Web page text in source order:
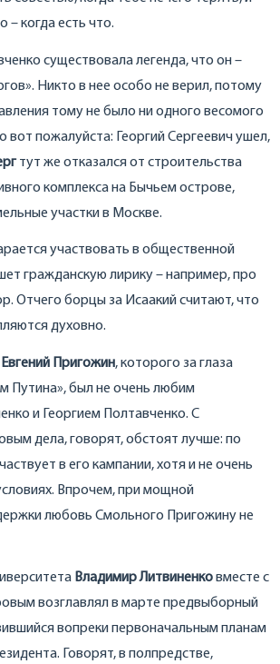
– когда есть что.
существовала легенда, что он –
Никто в нее особо не верил, потому
тому не было ни одного весомого
вот пожалуйста: Георгий Сергеевич ушел,
тут же отказался от строительства
комплекса на Бычьем острове,
участки в Москве.
участвовать в общественной
гражданскую лирику – например, про
Отчего борцы за Исаакий считают, что
духовно.
Евгений Пригожин, которого за глаза
Путина», был не очень любим
и Георгием Полтавченко. С
дела, говорят, обстоят лучше: по
в его кампании, хотя и не очень
Впрочем, при мощной
любовь Смольного Пригожину не
Владимир Литвиненковместе с
возглавлял в марте предвыборный
вопреки первоначальным планам
Говорят, в полпредстве,